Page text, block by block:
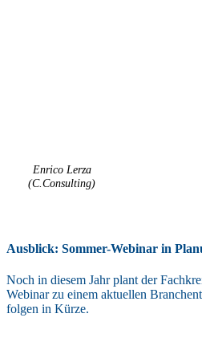
Enrico Lerza
(C.Consulting)
Ausblick: Sommer-Webinar in
Noch in diesem Jahr plant der
Webinar zu einem aktuellen
folgen in Kürze.